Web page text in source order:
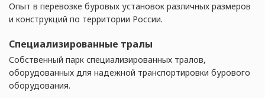
Опыт в перевозке буровых установок различных размеров
и конструкций по территории России.
Специализированные тралы
Собственный парк специализированных тралов,
оборудованных для надежной транспортировки бурового
оборудования.